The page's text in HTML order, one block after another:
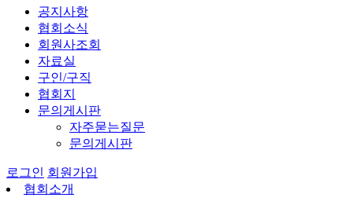
공지사항
협회소식
회원사조회
자료실
구인/구직
협회지
문의게시판
자주묻는질문
문의게시판
로그인 회원가입
협회소개